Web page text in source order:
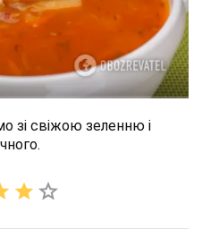
зі свіжою зеленню і